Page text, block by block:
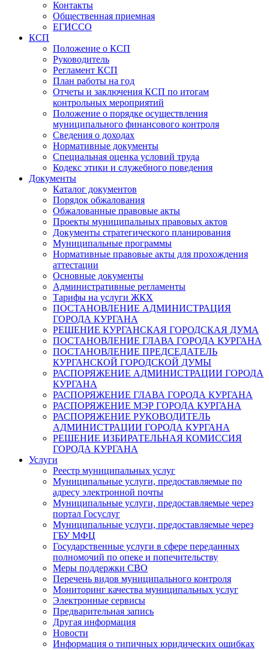
Контакты
Общественная приемная
ЕГИССО
КСП
Положение о КСП
Руководитель
Регламент КСП
План работы на год
Отчеты и заключения КСП по итогам
контрольных мероприятий
Положение о порядке осуществления
муниципального финансового контроля
Сведения о доходах
Нормативные документы
Специальная оценка условий труда
Кодекс этики и служебного поведения
Документы
Каталог документов
Порядок обжалования
Обжалованные правовые акты
Проекты муниципальных правовых актов
Документы стратегического планирования
Муниципальные программы
Нормативные правовые акты для прохождения
аттестации
Основные документы
Административные регламенты
Тарифы на услуги ЖКХ
ПОСТАНОВЛЕНИЕ АДМИНИСТРАЦИЯ
ГОРОДА КУРГАНА
РЕШЕНИЕ КУРГАНСКАЯ ГОРОДСКАЯ ДУМА
ПОСТАНОВЛЕНИЕ ГЛАВА ГОРОДА КУРГАНА
ПОСТАНОВЛЕНИЕ ПРЕДСЕДАТЕЛЬ
КУРГАНСКОЙ ГОРОДСКОЙ ДУМЫ
РАСПОРЯЖЕНИЕ АДМИНИСТРАЦИИ ГОРОДА
КУРГАНА
РАСПОРЯЖЕНИЕ ГЛАВА ГОРОДА КУРГАНА
РАСПОРЯЖЕНИЕ МЭР ГОРОДА КУРГАНА
РАСПОРЯЖЕНИЕ РУКОВОДИТЕЛЬ
АДМИНИСТРАЦИИ ГОРОДА КУРГАНА
РЕШЕНИЕ ИЗБИРАТЕЛЬНАЯ КОМИССИЯ
ГОРОДА КУРГАНА
Услуги
Реестр муниципальных услуг
Муниципальные услуги, предоставляемые по
адресу электронной почты
Муниципальные услуги, предоставляемые через
портал Госуслуг
Муниципальные услуги, предоставляемые через
ГБУ МФЦ
Государственные услуги в сфере переданных
полномочий по опеке и попечительству
Меры поддержки СВО
Перечень видов муниципального контроля
Мониторинг качества муниципальных услуг
Электронные сервисы
Предварительная запись
Другая информация
Новости
Информация о типичных юридических ошибках